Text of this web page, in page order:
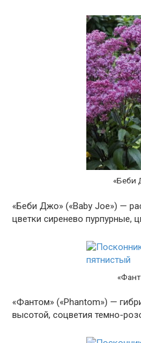
«Беби
«Беби Джо» («Baby Joe») —
цветки сиренево пурпурные,
«Фантом» («Phantom») —
высотой, соцветия темно-